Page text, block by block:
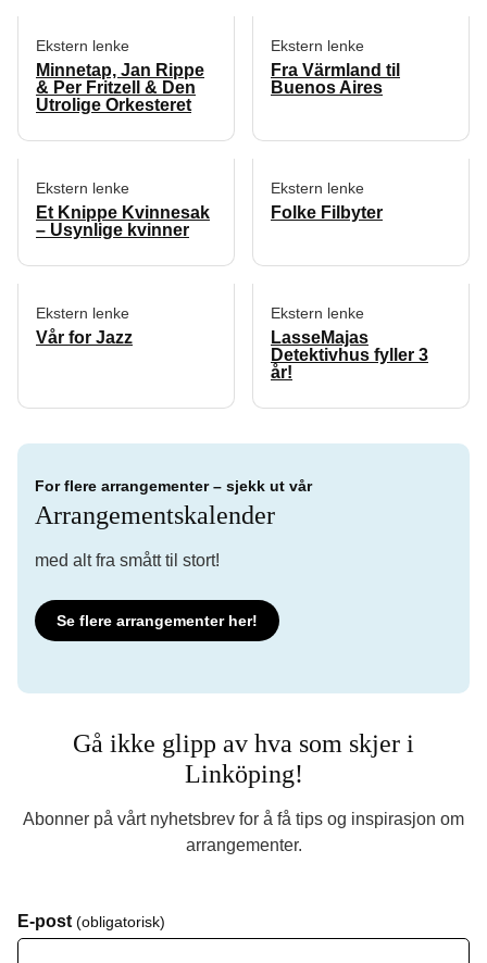
Ekstern lenke
Minnetap, Jan Rippe
& Per Fritzell & Den
Utrolige Orkesteret
Ekstern lenke
Fra Värmland til
Buenos Aires
Ekstern lenke
Et Knippe Kvinnesak
– Usynlige kvinner
Ekstern lenke
Folke Filbyter
Ekstern lenke
Vår for Jazz
Ekstern lenke
LasseMajas
Detektivhus fyller 3
år!
For flere arrangementer – sjekk ut vår
Arrangementskalender
med alt fra smått til stort!
Se flere arrangementer her!
Gå ikke glipp av hva som skjer i
Linköping!
Abonner på vårt nyhetsbrev for å få tips og inspirasjon om
arrangementer.
E-post (obligatorisk)